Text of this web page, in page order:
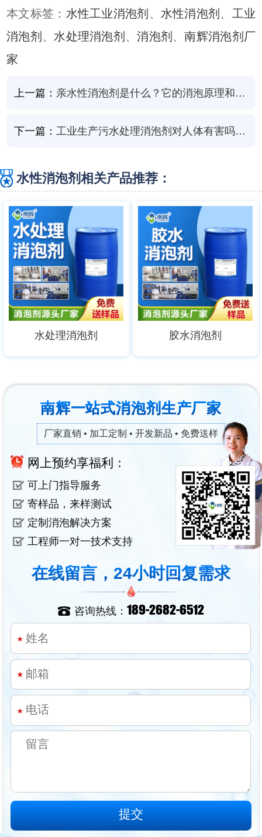
本文标签： 水性工业消泡剂 、 水性消泡剂 、 工业
消泡剂 、水处理消泡剂 、消泡剂 、南辉消泡剂厂
家
上一篇： 亲水性消泡剂是什么？它的消泡原理和作用有哪些？
下一篇： 工业生产污水处理消泡剂对人体有害吗？消泡效果如何？
水性消泡剂相关产品推荐：
水处理消泡剂 胶水消泡剂
在线留言，24小时回复需求
南辉一站式消泡剂生产厂家
厂家直销 • 加工定制 • 开发新品 • 免费送样
网上预约享福利：
可上门指导服务
寄样品，来样测试
定制消泡解决方案
工程师一对一技术支持
咨询热线： 189-2682-6512